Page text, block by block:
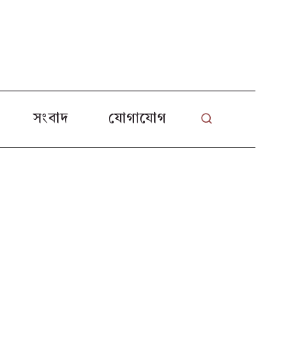
সংবাদ যোগাযোগ